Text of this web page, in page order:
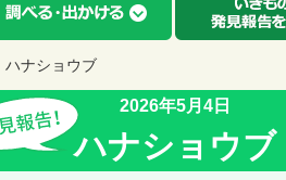
ハナショウブ
2026年5月4日
ハナショウブ